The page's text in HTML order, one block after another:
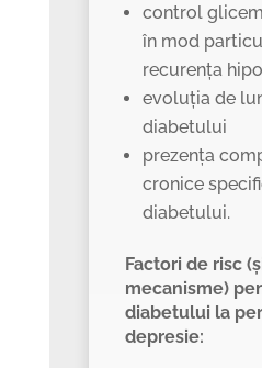
control
în mod
recurența
evoluția de
diabetului
prezența
cronice
diabetului.
Factori de risc
mecanisme)
diabetului la
depresie: